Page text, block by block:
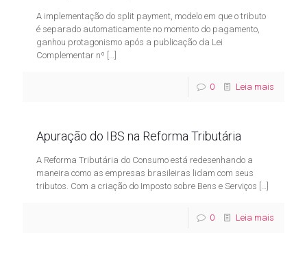
A implementação do split payment, modelo em que o tributo
é separado automaticamente no momento do pagamento,
ganhou protagonismo após a publicação da Lei
Complementar nº […]
0 Leia mais
Apuração do IBS na Reforma Tributária
A Reforma Tributária do Consumo está redesenhando a
maneira como as empresas brasileiras lidam com seus
tributos. Com a criação do Imposto sobre Bens e Serviços […]
0 Leia mais